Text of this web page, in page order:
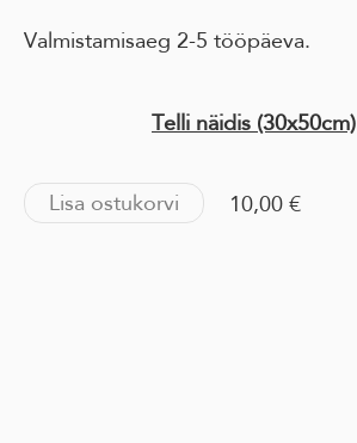
Valmistamisaeg 2-5 tööpäeva.
Telli näidis (30x50cm)
Lisa ostukorvi 10,00 €